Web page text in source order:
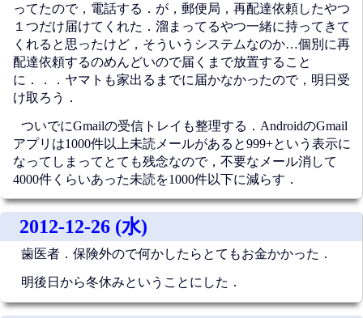
ってたので，電話する．が，郵便局，再配達依頼したやつ
１つだけ届けてくれた．溜まってるやつ一緒に持ってきて
くれると思ったけど，そういうシステムなのか…個別に再
配達依頼するのめんどいので届くまで放置すること
に．．．ヤマトも家出るまでに届かなかったので，明日受
け取ろう．
ついでにGmailの受信トレイも整理する．AndroidのGmail
アプリは1000件以上未読メールがあると999+という表示に
なってしまってとても残念なので，不要なメール消して
4000件くらいあった未読を1000件以下に減らす．
2012-12-26 (水)
歯医者．保険外ので何かしたらとてもお金かかった．
明後日から冬休みということにした．